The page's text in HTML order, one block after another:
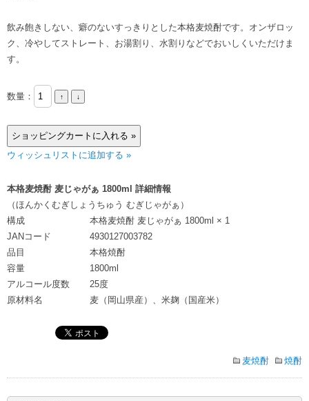
飲み飽きしない、癖のないすっきりとした本格麦焼酎です。オンザロッ
ク、冷やしてストレート、お湯割り、水割りなどでおいしくいただけま
す。
数量：
ウィッシュリストに追加する »
本格麦焼酎 麦じゃがぁ 1800ml 詳細情報
（ほんかくむぎしょうちゅう むぎじゃがぁ）
構成
本格麦焼酎 麦じゃがぁ 1800ml × 1
JANコード
4930127003782
品目
本格焼酎
容量
1800ml
アルコール度数
25度
原材料名
麦（岡山県産）、米麹（国産米）
麦焼酎 焼酎